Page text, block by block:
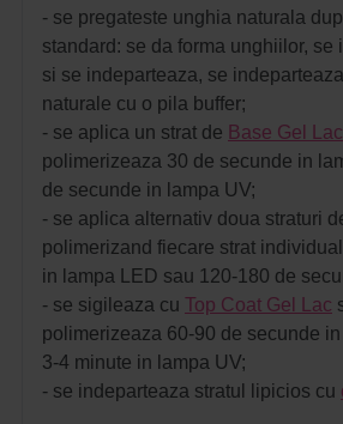
- se pregateste unghia naturala
standard: se da forma unghiilor, se
si se indeparteaza, se
naturale cu o pila buffer;
- se aplica un strat de Base Gel Lac
polimerizeaza 30 de secunde in
de secunde in lampa UV;
- se aplica alternativ doua straturi
polimerizand fiecare strat
in lampa LED sau 120-180 de
- se sigileaza cu Top Coat Gel Lac
polimerizeaza 60-90 de secunde
3-4 minute in lampa UV;
- se indeparteaza stratul lipicios cu